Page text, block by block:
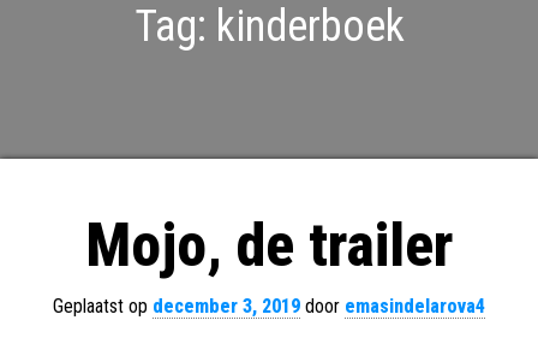
Tag: kinderboek
Mojo, de trailer
Geplaatst op december 3, 2019 door emasindelarova4